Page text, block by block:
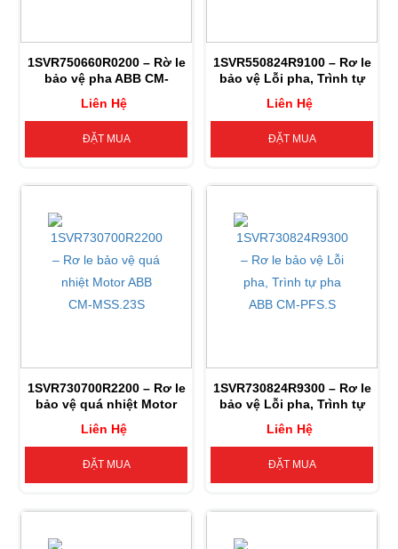
1SVR750660R0200 – Rờ le
bảo vệ pha ABB CM-
Liên Hệ
ĐẶT MUA
1SVR550824R9100 – Rơ le
bảo vệ Lỗi pha, Trình tự
Liên Hệ
ĐẶT MUA
1SVR730700R2200 – Rơ le
bảo vệ quá nhiệt Motor
Liên Hệ
ĐẶT MUA
1SVR730824R9300 – Rơ le
bảo vệ Lỗi pha, Trình tự
Liên Hệ
ĐẶT MUA